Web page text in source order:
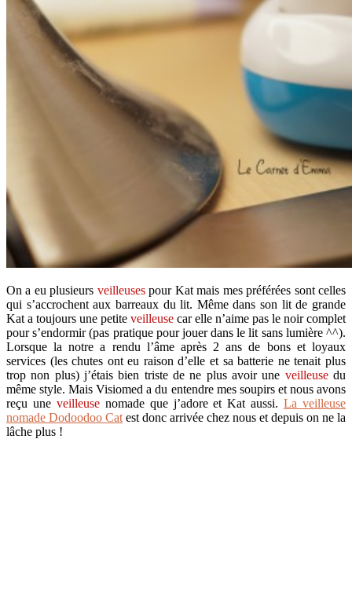
On a eu plusieurs veilleusespour Kat mais mes préférées sont celles
qui s’accrochent aux barreaux du lit. Même dans son lit de grande
Kat a toujours une petite veilleuse car elle n’aime pas le noir complet
pour s’endormir (pas pratique pour jouer dans le lit sans lumière ^^).
Lorsque la notre a rendu l’âme après 2 ans de bons et loyaux
services (les chutes ont eu raison d’elle et sa batterie ne tenait plus
trop non plus) j’étais bien triste de ne plus avoir une veilleusedu
même style. Mais Visiomed a du entendre mes soupirs et nous avons
reçu une veilleusenomade que j’adore et Kat aussi.La veilleuse
nomade Dodoodoo Cat est donc arrivée chez nous et depuis on ne la
lâche plus !